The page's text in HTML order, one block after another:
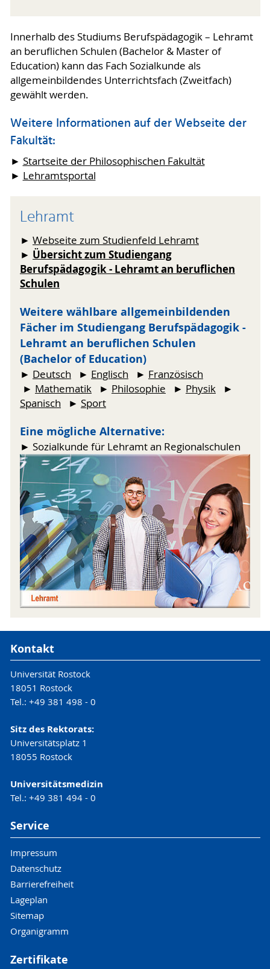
Innerhalb des Studiums Berufspädagogik – Lehramt
an beruflichen Schulen (Bachelor & Master of
Education) kann das Fach Sozialkunde als
allgemeinbildendes Unterrichtsfach (Zweitfach)
gewählt werden.
Weitere Informationen auf der Webseite der
Fakultät:
► Startseite der Philosophischen Fakultät
► Lehramtsportal
Lehramt
► Webseite zum Studienfeld Lehramt
► Übersicht zum Studiengang
Berufspädagogik - Lehramt an beruflichen
Schulen
Weitere wählbare allgemeinbildenden
Fächer im Studiengang Berufspädagogik -
Lehramt an beruflichen Schulen
(Bachelor of Education)
► Deutsch ► Englisch ► Französisch
► Mathematik ► Philosophie ► Physik ►
Spanisch ► Sport
Eine mögliche Alternative:
► Sozialkunde für Lehramt an Regionalschulen
Kontakt
Universität Rostock
18051 Rostock
Tel.: +49 381 498 - 0
Sitz des Rektorats:
Universitätsplatz 1
18055 Rostock
Universitätsmedizin
Tel.: +49 381 494 - 0
Service
Impressum
Datenschutz
Barrierefreiheit
Lageplan
Sitemap
Organigramm
Zertifikate